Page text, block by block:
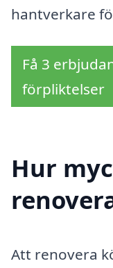
hantverkare
Få 3
förpliktelser
Hur
Att renovera